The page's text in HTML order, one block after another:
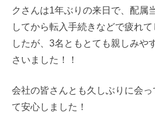
クさんは1年ぶりの来日で、配属
してから転入手続きなどで疲れ
したが、3名ともとても親しみや
さいました！！
会社の皆さんとも久しぶりに会
て安心しました！